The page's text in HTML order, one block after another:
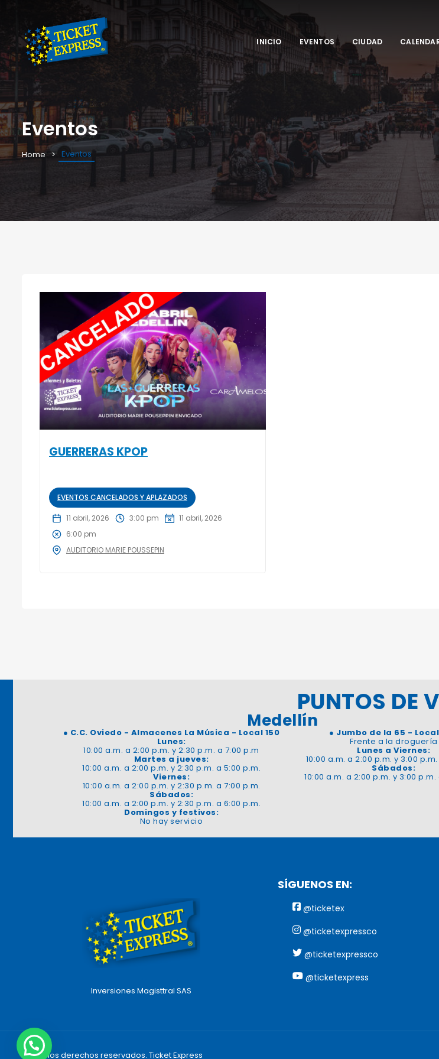
INICIO EVENTOS CIUDAD
Eventos
Home Eventos
GUERRERAS KPOP
EVENTOS CANCELADOS Y APLAZADOS
11 abril, 2026 3:00 pm
11 abril, 2026
6:00 pm
AUDITORIO MARIE POUSSEPIN
PUNTOS DE
Medellín
● C.C. Oviedo - Almacenes La Música - Local 150
Lunes:
10:00 a.m. a 2:00 p.m. y 2:30 p.m. a 7:00 p.m
Martes a jueves:
10:00 a.m. a 2:00 p.m. y 2:30 p.m. a 5:00 p.m.
Viernes:
10:00 a.m. a 2:00 p.m. y 2:30 p.m. a 7:00 p.m.
Sábados:
10:00 a.m. a 2:00 p.m. y 2:30 p.m. a 6:00 p.m.
Domingos y festivos:
No hay servicio
● Jumbo de la 65 - Local
Frente a la droguería
Lunes a Viernes:
10:00 a.m. a 2:00 p.m. y 3:00
Sábados:
10:00 a.m. a 2:00 p.m. y 3:00
Inversiones Magisttral SAS
SÍGUENOS EN:
@ticketex
@ticketexpressco
@ticketexpressco
@ticketexpress
Todos los derechos reservados. Ticket Express